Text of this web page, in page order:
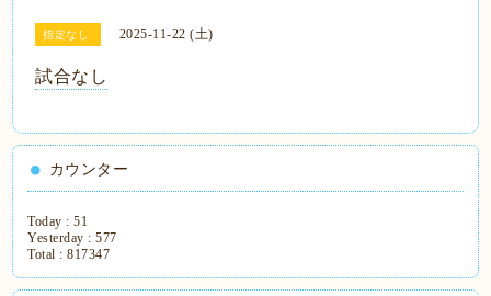
指定なし 2025-11-22 (土)
試合なし
カウンター
Today :51
Yesterday :577
Total :817347